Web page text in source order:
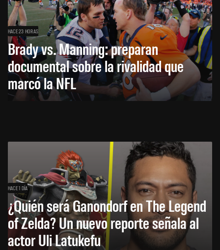
HACE 23 HORAS
Brady vs. Manning: preparan
documental sobre la rivalidad que
marcó la NFL
HACE 1 DÍA
¿Quién será Ganondorf en The Legend
of Zelda? Un nuevo reporte señala al
actor Uli Latukefu